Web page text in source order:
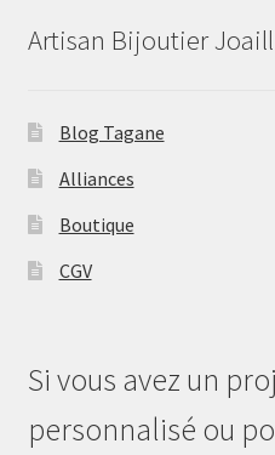
Artisan Bijoutier
Blog Tagane
Alliances
Boutique
CGV
Si vous avez un
personnalisé ou